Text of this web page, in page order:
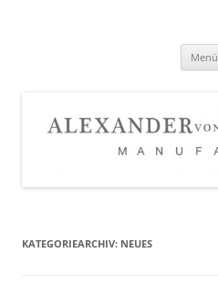
Menü
KATEGORIEARCHIV: NEUES